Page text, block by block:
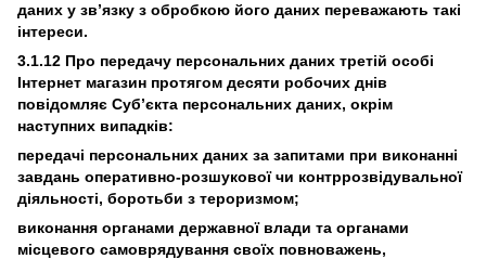
даних у зв’язку з обробкою його даних переважають такі
інтереси.
3.1.12 Про передачу персональних даних третій особі
Інтернет магазин протягом десяти робочих днів
повідомляє Суб’єкта персональних даних, окрім
наступних випадків:
передачі персональних даних за запитами при виконанні
завдань оперативно-розшукової чи контррозвідувальної
діяльності, боротьби з тероризмом;
виконання органами державної влади та органами
місцевого самоврядування своїх повноважень,